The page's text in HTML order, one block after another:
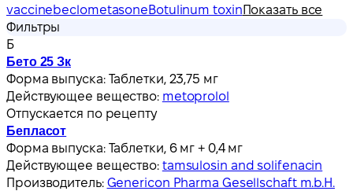
vaccinebeclometasoneBotulinum toxinПоказать все
Фильтры
Б
Бето 25 Зк
Форма выпуска: Таблетки, 23,75 мг
Действующее вещество: metoprolol
Отпускается по рецепту
Бепласот
Форма выпуска: Таблетки, 6 мг + 0,4 мг
Действующее вещество: tamsulosin and solifenacin
Производитель: Genericon Pharma Gesellschaft m.b.H.